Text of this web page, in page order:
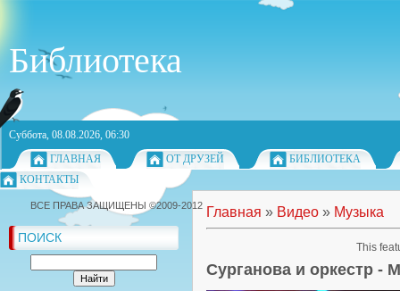
Библиотека
Суббота, 08.08.2026, 06:30
ГЛАВНАЯ
ОТ ДРУЗЕЙ
БИБЛИОТЕКА
КОНТАКТЫ
ПОИСК
Главная » Видео » Музыка
Сурганова и оркестр -
ВСЕ ПРАВА ЗАЩИЩЕНЫ ©2009-2012
This